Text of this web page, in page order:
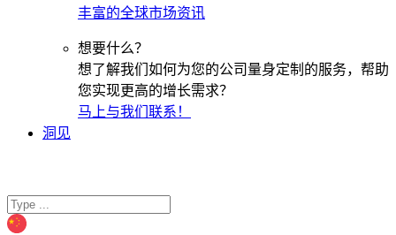
丰富的全球市场资讯
想要什么？
想了解我们如何为您的公司量身定制的服务，帮助
您实现更高的增长需求？
马上与我们联系！
洞见